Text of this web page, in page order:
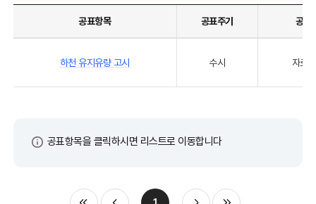
공표항목 공표주기 공표
하천 유지유량 고시 수시 자료
공표항목을 클릭하시면 리스트로 이동합니다